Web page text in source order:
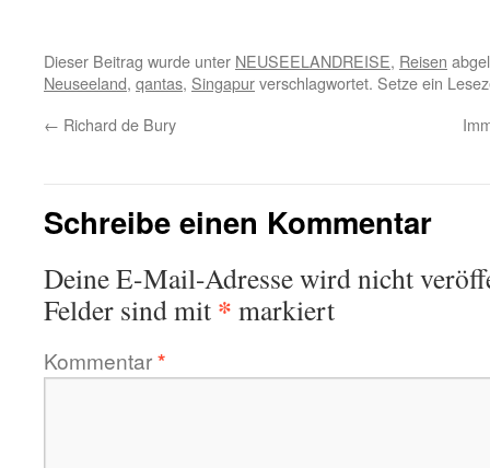
Dieser Beitrag wurde unter NEUSEELANDREISE, Reisen
Neuseeland, qantas, Singapurverschlagwortet. Setze ein
← Richard de Bury
Schreibe einen Kommentar
Deine E-Mail-Adresse wird nicht
Felder sind mit * markiert
Kommentar*